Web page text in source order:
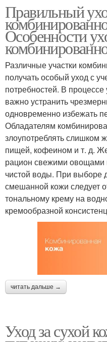
Правильный
Особенности
Различные участки
получать особый уход с
потребностей. В
важно устранить
одновременно избежать
Обладателям
злоупотреблять слишком
пищей, кофеином и т. д.
рацион свежими овощами
чистой воды. При выборе
смешанной кожи следует
тональному крему на
кремообразной
читать дальше →
Уход за сухой